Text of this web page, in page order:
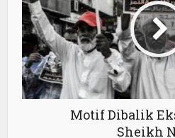
Motif Dibalik
Sheikh